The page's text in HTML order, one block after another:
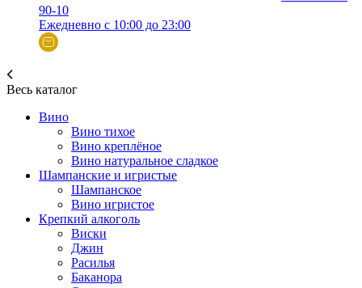
90-10
Ежедневно с 10:00 до 23:00
Весь каталог
Вино
Вино тихое
Вино креплёное
Вино натуральное сладкое
Шампанские и игристые
Шампанское
Вино игристое
Крепкий алкоголь
Виски
Джин
Расилья
Баканора